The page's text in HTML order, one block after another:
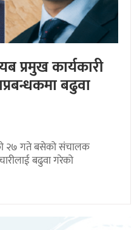
प्रमुख कार्यकारी
बढुवा
२७ गते बसेको संचालक
बढुवा गरेको